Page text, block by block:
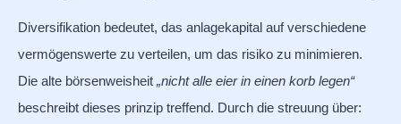
Diversifikation bedeutet, das anlagekapital auf verschiedene
vermögenswerte zu verteilen, um das risiko zu minimieren.
Die alte börsenweisheit „nicht alle eier in einen korb legen“
beschreibt dieses prinzip treffend. Durch die streuung über: